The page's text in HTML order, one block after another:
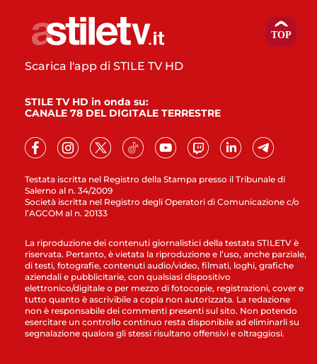
Testata iscritta nel Registro della Stampa presso il Tribunale di
Salerno al n. 34/2009
Società iscritta nel Registro degli Operatori di Comunicazione c/o
l’AGCOM al n. 20133
Scarica l'app di STILE TV HD
STILE TV HD in onda su:
CANALE 78 DEL DIGITALE TERRESTRE
La riproduzione dei contenuti giornalistici della testata STILETV è
riservata. Pertanto, è vietata la riproduzione e l’uso, anche parziale,
di testi, fotografie, contenuti audio/video, filmati, loghi, grafiche
aziendali e pubblicitarie, con qualsiasi dispositivo
elettronico/digitale o per mezzo di fotocopie, registrazioni, cover e
tutto quanto è ascrivibile a copia non autorizzata. La redazione
non è responsabile dei commenti presenti sul sito. Non potendo
esercitare un controllo continuo resta disponibile ad eliminarli su
segnalazione qualora gli stessi risultano offensivi e oltraggiosi.